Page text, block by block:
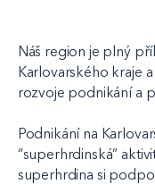
Náš region je plný
Karlovarského kraje
rozvoje podnikání a
Podnikání na
“superhrdinská”
superhrdina si